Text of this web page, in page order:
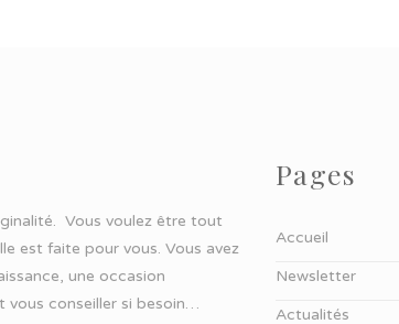
Vous voulez être tout
est faite pour vous. Vous avez
une occasion
vous conseiller si besoin…
Pages
Accueil
Newsletter
Actualités